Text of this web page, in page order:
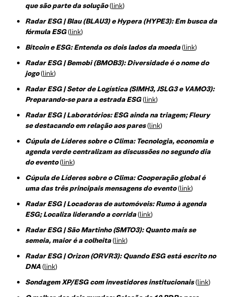
que são parte da solução(link)
Radar ESG | Blau (BLAU3) e Hypera (HYPE3): Em busca da
fórmula ESG(link)
Bitcoin e ESG: Entenda os dois lados da moeda(link)
Radar ESG | Bemobi (BMOB3): Diversidade é o nome do
jogo(link)
Radar ESG | Setor de Logística (SIMH3, JSLG3 e VAMO3):
Preparando-se para a estrada ESG(link)
Radar ESG | Laboratórios: ESG ainda na triagem; Fleury
se destacando em relação aos pares(link)
Cúpula de Líderes sobre o Clima: Tecnologia, economia e
agenda verde centralizam as discussões no segundo dia
do evento(link)
Cúpula de Líderes sobre o Clima: Cooperação global é
uma das três principais mensagens do evento(link)
Radar ESG | Locadoras de automóveis: Rumo à agenda
ESG; Localiza liderando a corrida(link)
Radar ESG | São Martinho (SMTO3): Quanto mais se
semeia, maior é a colheita(link)
Radar ESG | Orizon (ORVR3): Quando ESG está escrito no
DNA(link)
Sondagem XP/ESG com investidores institucionais(link)